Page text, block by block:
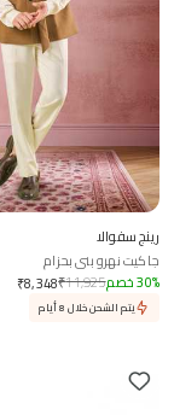
رينج سفوالا
جاكيت نهرو بني بحزام
₹8,348₹11,925 30% خصم
يتم الشحن خلال 8 أيام